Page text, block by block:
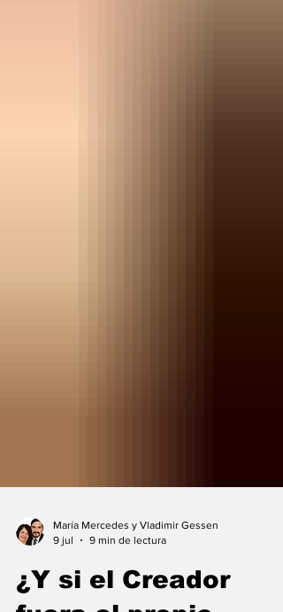
María Mercedes y Vladimir Gessen